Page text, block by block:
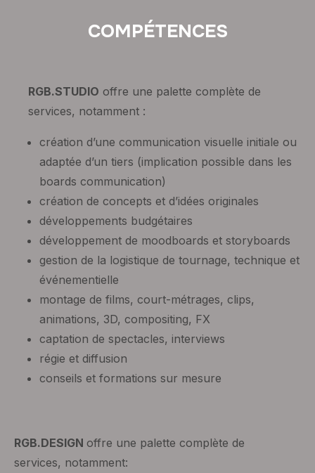
COMPÉTENCES
RGB.STUDIO offre une palette complète de
services, notamment :
création d’une communication visuelle initiale ou
adaptée d’un tiers (implication possible dans les
boards communication)
création de concepts et d’idées originales
développements budgétaires
développement de moodboards et storyboards
gestion de la logistique de tournage, technique et
événementielle
montage de films, court-métrages, clips,
animations, 3D, compositing, FX
captation de spectacles, interviews
régie et diffusion
conseils et formations sur mesure
RGB.DESIGN offre une palette complète de
services, notamment: